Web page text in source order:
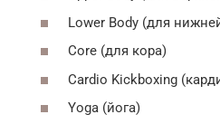
Lower Body (для
Core (для кора)
Cardio Kickboxing
Yoga (йога)